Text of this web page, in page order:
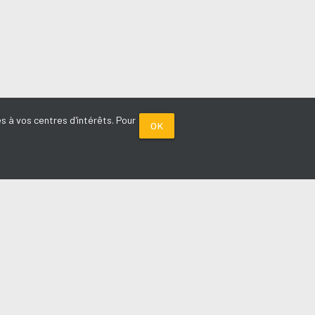
à vos centres d'intérêts. Pour
OK